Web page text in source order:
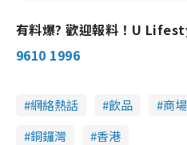
有料爆? 歡迎報料！U
9610 1996
網絡熱話 飲品 商場
銅鑼灣
香港